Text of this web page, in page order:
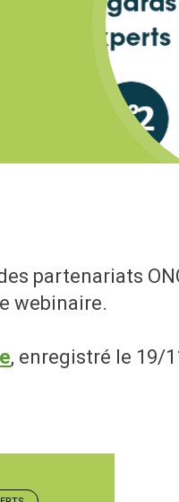
partenariats
webinaire.
, enregistré le 19/